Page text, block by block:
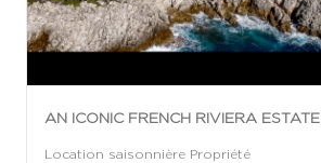
AN ICONIC FRENCH RIVIERA ESTATE
Location saisonnière Propriété